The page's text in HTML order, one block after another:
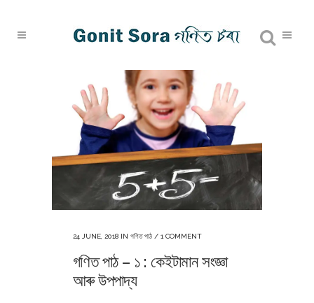
24 JUNE, 2018 IN গণিত পাঠ / 1 COMMENT
গণিত পাঠ – ১ : কেইটামান সংজ্ঞা
আৰু উপপাদ্য